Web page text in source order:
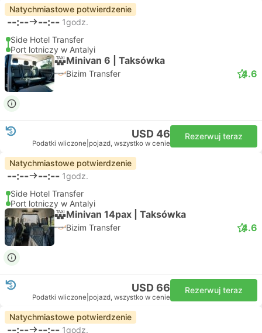
Natychmiastowe potwierdzenie
--:-- --:-- 1godz.
Side Hotel Transfer
Port lotniczy w Antalyi
Minivan 6 | Taksówka
Bizim Transfer 4.6
USD 46
Podatki wliczone pojazd, wszystko w cenie
Rezerwuj teraz
Natychmiastowe potwierdzenie
--:-- --:-- 1godz.
Side Hotel Transfer
Port lotniczy w Antalyi
Minivan 14pax | Taksówka
Bizim Transfer 4.6
USD 66
Podatki wliczone pojazd, wszystko w cenie
Rezerwuj teraz
Natychmiastowe potwierdzenie
--:-- --:-- 1godz.